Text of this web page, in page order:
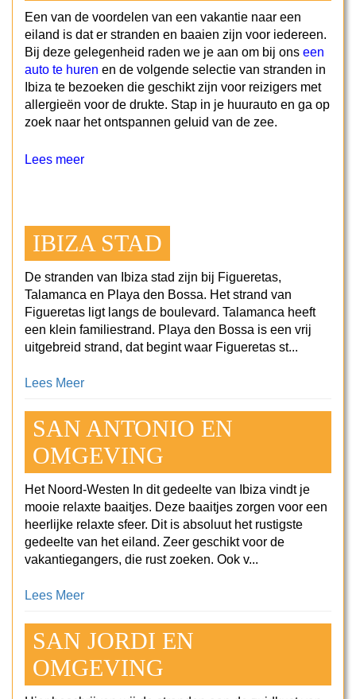
Een van de voordelen van een vakantie naar een
eiland is dat er stranden en baaien zijn voor iedereen.
Bij deze gelegenheid raden we je aan om bij ons een
auto te huren en de volgende selectie van stranden in
Ibiza te bezoeken die geschikt zijn voor reizigers met
allergieën voor de drukte. Stap in je huurauto en ga op
zoek naar het ontspannen geluid van de zee.
Lees meer
IBIZA STAD
De stranden van Ibiza stad zijn bij Figueretas,
Talamanca en Playa den Bossa. Het strand van
Figueretas ligt langs de boulevard. Talamanca heeft
een klein familiestrand. Playa den Bossa is een vrij
uitgebreid strand, dat begint waar Figueretas st...
Lees Meer
SAN ANTONIO EN
OMGEVING
Het Noord-Westen In dit gedeelte van Ibiza vindt je
mooie relaxte baaitjes. Deze baaitjes zorgen voor een
heerlijke relaxte sfeer. Dit is absoluut het rustigste
gedeelte van het eiland. Zeer geschikt voor de
vakantiegangers, die rust zoeken. Ook v...
Lees Meer
SAN JORDI EN
OMGEVING